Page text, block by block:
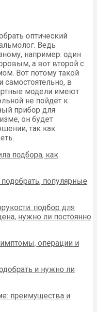
оптический
Ведь
например: один
а вот второй с
Вот потому такой
в
модели имеют
не пойдёт к
прибор для
он будет
так как